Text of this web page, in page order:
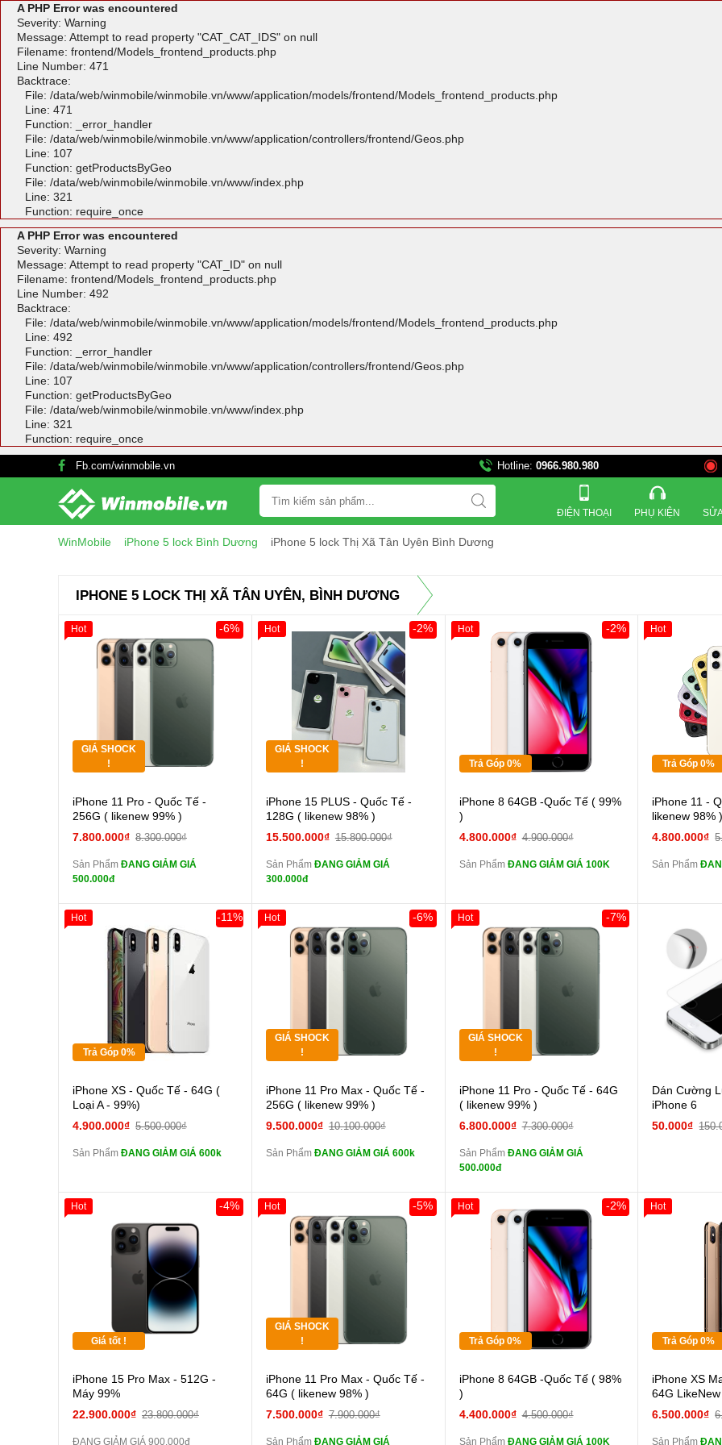
A PHP Error was encountered
Severity: Warning
Message: Attempt to read property "CAT_CAT_IDS" on null
Filename: frontend/Models_frontend_products.php
Line Number: 471
Backtrace:
File: /data/web/winmobile/winmobile.vn/www/application/models/frontend/Models_frontend_products.php
Line: 471
Function: _error_handler
File: /data/web/winmobile/winmobile.vn/www/application/controllers/frontend/Geos.php
Line: 107
Function: getProductsByGeo
File: /data/web/winmobile/winmobile.vn/www/index.php
Line: 321
Function: require_once
A PHP Error was encountered
Severity: Warning
Message: Attempt to read property "CAT_ID" on null
Filename: frontend/Models_frontend_products.php
Line Number: 492
Backtrace:
File: /data/web/winmobile/winmobile.vn/www/application/models/frontend/Models_frontend_products.php
Line: 492
Function: _error_handler
File: /data/web/winmobile/winmobile.vn/www/application/controllers/frontend/Geos.php
Line: 107
Function: getProductsByGeo
File: /data/web/winmobile/winmobile.vn/www/index.php
Line: 321
Function: require_once
Fb.com/winmobile.vn Hotline: 0966.980.980821 Đường 3 tháng 2,
ĐIỆN THOẠI PHỤ KIỆN
WinMobile iPhone 5 lock Bình Dương iPhone 5 lock Thị Xã Tân Uyên Bình Dương
IPHONE 5 LOCK THỊ XÃ TÂN UYÊN, BÌNH DƯƠNG
GIÁ SHOCK
!
Giảm 100.000đ
Khách Hàng
Thân Thiết
Cường lực 10D full
màn
tai nghe iPhone 6S
Pin dự phòng và
các Phụ Kiện Khác
iPhone 11 Pro - Quốc Tế -
256G ( likenew 99% )
7.800.000₫ 8.300.000₫
-6%
Sản Phẩm ĐANG GIẢM GIÁ
500.000đ
Hot
GIÁ SHOCK
!
Giảm 100.000đ
Khách Hàng
Tặng
Cường lực 10D full
màn
tai nghe iPhone 6S
Pin dự phòng và
các Phụ Kiện Khác
iPhone 15 PLUS - Quốc Tế -
128G ( likenew 98% )
15.500.000₫ 15.800.000₫
-2%
Sản Phẩm ĐANG GIẢM GIÁ
300.000đ
Hot
Trả Góp 0%
Giảm 100.000đ
Khách Hàng
Thân Thiết
Tặng
Cường lực 10D full
màn
tai nghe iPhone 6S
Pin dự phòng và
các Phụ Kiện Khác
iPhone 8 64GB -Quốc Tế ( 99%
)
4.800.000₫ 4.900.000₫
-2%
Sản Phẩm ĐANG GIẢM GIÁ 100K
Hot
Trả Góp 0%
Giảm
Thân Thiết
Tặng
Tặng
Tặng
màn
các Phụ Kiện
iPhone 11 -
likenew 98% )
4.800.000₫
Sản Phẩm
Hot
Trả Góp 0%
Giảm 100.000đ
Khách Hàng
Thân Thiết
Tặng
Tặng
Cường lực 10D full
màn
tai nghe iPhone 6S
Pin dự phòng và
các Phụ Kiện Khác
iPhone XS - Quốc Tế - 64G (
Loại A - 99%)
4.900.000₫ 5.500.000₫
-11%
Sản Phẩm ĐANG GIẢM GIÁ 600k
Hot
GIÁ SHOCK
!
Giảm 100.000đ
Khách Hàng
Thân Thiết
Cường lực 10D full
màn
tai nghe iPhone 6S
Pin dự phòng và
các Phụ Kiện Khác
iPhone 11 Pro Max - Quốc Tế -
256G ( likenew 99% )
9.500.000₫ 10.100.000₫
-6%
Sản Phẩm ĐANG GIẢM GIÁ 600k
Hot
GIÁ SHOCK
!
Giảm 100.000đ
Khách Hàng
Thân Thiết
Cường lực 10D full
màn
tai nghe iPhone 6S
Pin dự phòng và
các Phụ Kiện Khác
iPhone 11 Pro - Quốc Tế - 64G
( likenew 99% )
6.800.000₫ 7.300.000₫
-7%
Sản Phẩm ĐANG GIẢM GIÁ
500.000đ
Hot
Dán Cường
iPhone 6
50.000₫
Giá tốt !
iPhone 15 Pro Max - 512G -
Máy 99%
22.900.000₫ 23.800.000₫
-4%
ĐANG GIẢM GIÁ 900.000đ
Hot
GIÁ SHOCK
!
Giảm 100.000đ
Khách Hàng
Thân Thiết
Cường lực 10D full
màn
tai nghe iPhone 6S
iPhone 11 Pro Max - Quốc Tế -
64G ( likenew 98% )
7.500.000₫ 7.900.000₫
-5%
Sản Phẩm ĐANG GIẢM GIÁ
Hot
Trả Góp 0%
Giảm 100.000đ
Khách Hàng
Thân Thiết
Tặng
Cường lực 10D full
màn
tai nghe iPhone 6S
iPhone 8 64GB -Quốc Tế ( 98%
)
4.400.000₫ 4.500.000₫
-2%
Sản Phẩm ĐANG GIẢM GIÁ 100K
Hot
Trả Góp 0%
Giảm
Tặng
màn
iPhone XS
64G
6.500.000₫
Sản Phẩm
Hot